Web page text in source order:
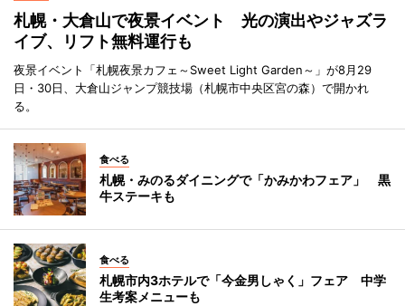
札幌・大倉山で夜景イベント 光の演出やジャズラ
イブ、リフト無料運行も
夜景イベント「札幌夜景カフェ～Sweet Light Garden～」が8月29
日・30日、大倉山ジャンプ競技場（札幌市中央区宮の森）で開かれ
る。
食べる
札幌・みのるダイニングで「かみかわフェア」 黒
牛ステーキも
食べる
札幌市内3ホテルで「今金男しゃく」フェア 中学
生考案メニューも